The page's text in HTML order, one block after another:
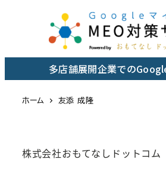
ン
多店舗展開企業での
ホーム 友添 成隆
株式会社おもてなしドットコ